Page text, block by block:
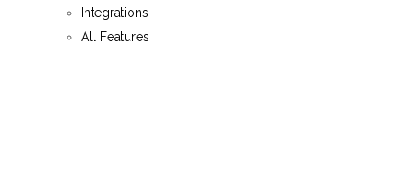
Integrations
All Features